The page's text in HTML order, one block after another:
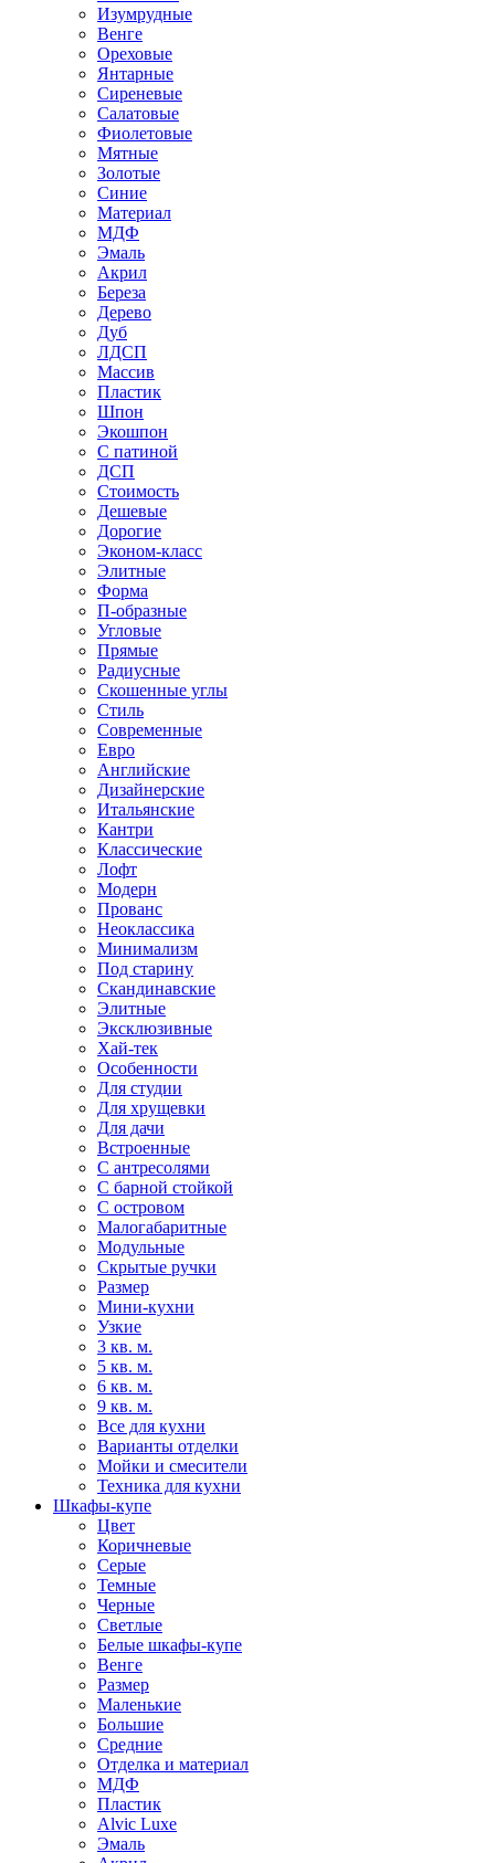
Изумрудные
Венге
Ореховые
Янтарные
Сиреневые
Салатовые
Фиолетовые
Мятные
Золотые
Синие
Материал
МДФ
Эмаль
Акрил
Береза
Дерево
Дуб
ЛДСП
Массив
Пластик
Шпон
Экошпон
С патиной
ДСП
Стоимость
Дешевые
Дорогие
Эконом-класс
Элитные
Форма
П-образные
Угловые
Прямые
Радиусные
Скошенные углы
Стиль
Современные
Евро
Английские
Дизайнерские
Итальянские
Кантри
Классические
Лофт
Модерн
Прованс
Неоклассика
Минимализм
Под старину
Скандинавские
Элитные
Эксклюзивные
Хай-тек
Особенности
Для студии
Для хрущевки
Для дачи
Встроенные
С антресолями
С барной стойкой
С островом
Малогабаритные
Модульные
Скрытые ручки
Размер
Мини-кухни
Узкие
3 кв. м.
5 кв. м.
6 кв. м.
9 кв. м.
Все для кухни
Варианты отделки
Мойки и смесители
Техника для кухни
Шкафы-купе
Цвет
Коричневые
Серые
Темные
Черные
Светлые
Белые шкафы-купе
Венге
Размер
Маленькие
Большие
Средние
Отделка и материал
МДФ
Пластик
Alvic Luxe
Эмаль